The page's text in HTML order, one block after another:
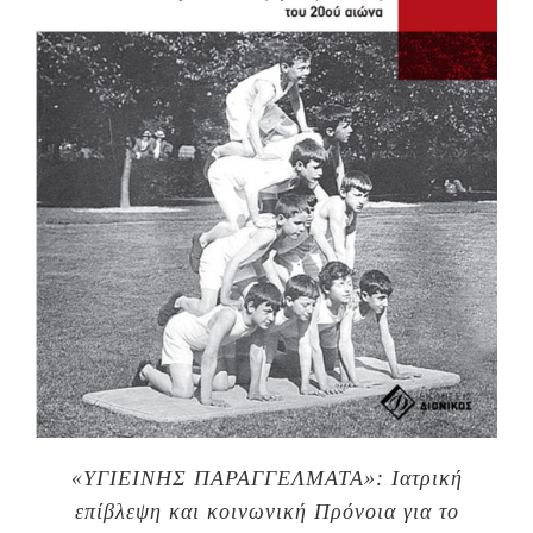
«ΥΓΙΕΙΝΗΣ ΠΑΡΑΓΓΕΛΜΑΤΑ»: Ιατρική
επίβλεψη και κοινωνική Πρόνοια για το